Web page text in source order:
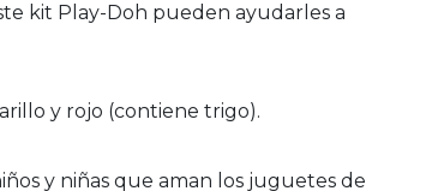
kit Play-Doh pueden ayudarles a
y rojo (contiene trigo).
y niñas que aman los juguetes de